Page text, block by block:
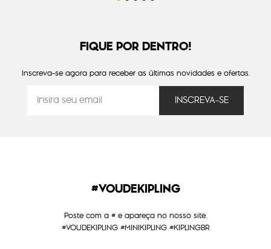
FIQUE POR DENTRO!
Inscreva-se agora para receber as últimas novidades e ofertas.
#VOUDEKIPLING
Poste com a # e apareça no nosso site.
#VOUDEKIPLING #MINIKIPLING #KIPLINGBR